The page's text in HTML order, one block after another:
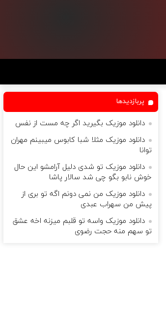
پربازدیدها
دانلود موزیک بگیرید اگر چه مست از نفس
دانلود موزیک مثلا شبا کابوس میبینم مهران
توانا
دانلود موزیک تو شدی دلیل آرامشو این حال
خوش نابو بگو چی شد سالار پاشا
دانلود موزیک من نمی دونم اگه تو بری از
پیش من سهراب عبدی
دانلود موزیک واسه تو قلبم میزنه اخه عشق
تو سهم منه حجت رضوی